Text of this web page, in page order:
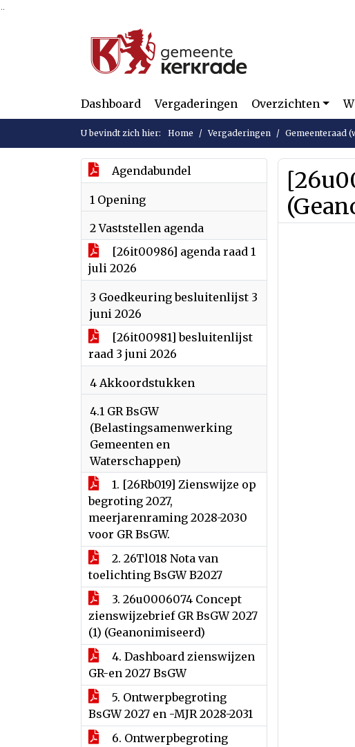
Dashboard Vergaderingen Overzichten
U bevindt zich hier: Home Vergaderingen Gemeenteraad
Agendabundel
1 Opening
2 Vaststellen agenda
[26it00986] agenda raad 1
juli 2026
3 Goedkeuring besluitenlijst 3
juni 2026
[26it00981] besluitenlijst
raad 3 juni 2026
4 Akkoordstukken
4.1 GR BsGW
(Belastingsamenwerking
Gemeenten en
Waterschappen)
1. [26Rb019] Zienswijze op
begroting 2027,
meerjarenraming 2028-2030
voor GR BsGW.
2. 26Tl018 Nota van
toelichting BsGW B2027
3. 26u0006074 Concept
zienswijzebrief GR BsGW 2027
(1) (Geanonimiseerd)
4. Dashboard zienswijzen
GR-en 2027 BsGW
5. Ontwerpbegroting
BsGW 2027 en -MJR 2028-2031
6. Ontwerpbegroting